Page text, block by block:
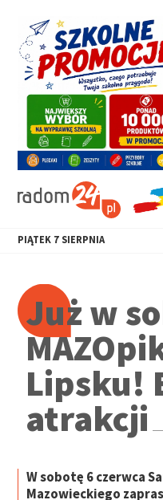
PIĄTEK 7 SIERPNIA
Już w
Lipsku!
atrakcji
W sobotę 6 czerwca
Mazowieckiego